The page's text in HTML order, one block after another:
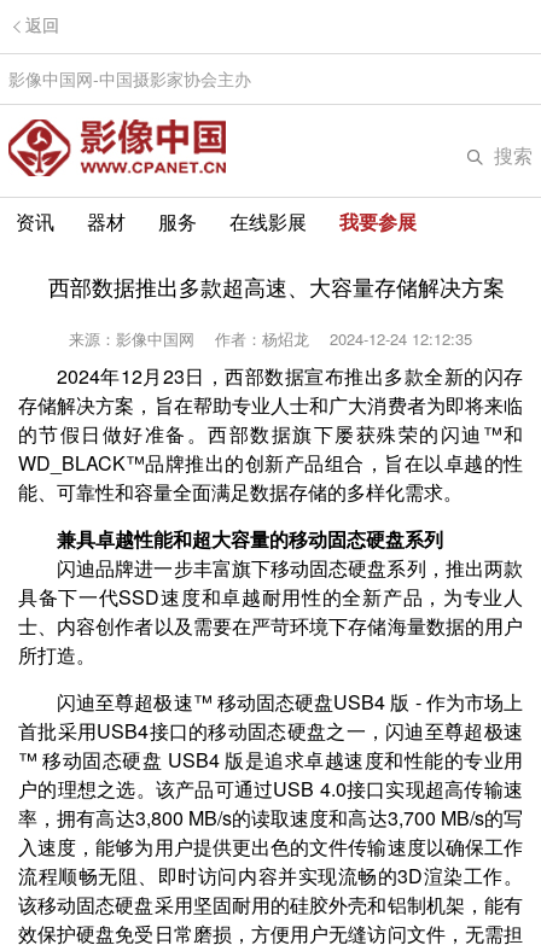
返回
影像中国网-中国摄影家协会主办
搜索
资讯 器材 服务 在线影展 我要参展
西部数据推出多款超高速、大容量存储解决方案
来源：影像中国网 作者：杨炤龙 2024-12-24 12:12:35
2024年12月23日，西部数据宣布推出多款全新的闪存
存储解决方案，旨在帮助专业人士和广大消费者为即将来临
的节假日做好准备。西部数据旗下屡获殊荣的闪迪™和
WD_BLACK™品牌推出的创新产品组合，旨在以卓越的性
能、可靠性和容量全面满足数据存储的多样化需求。
兼具卓越性能和超大容量的移动固态硬盘系列
闪迪品牌进一步丰富旗下移动固态硬盘系列，推出两款
具备下一代SSD速度和卓越耐用性的全新产品，为专业人
士、内容创作者以及需要在严苛环境下存储海量数据的用户
所打造。
闪迪至尊超极速™ 移动固态硬盘USB4 版 - 作为市场上
首批采用USB4接口的移动固态硬盘之一，闪迪至尊超极速
™ 移动固态硬盘 USB4 版是追求卓越速度和性能的专业用
户的理想之选。该产品可通过USB 4.0接口实现超高传输速
率，拥有高达3,800 MB/s的读取速度和高达3,700 MB/s的写
入速度，能够为用户提供更出色的文件传输速度以确保工作
流程顺畅无阻、即时访问内容并实现流畅的3D渲染工作。
该移动固态硬盘采用坚固耐用的硅胶外壳和铝制机架，能有
效保护硬盘免受日常磨损，方便用户无缝访问文件，无需担